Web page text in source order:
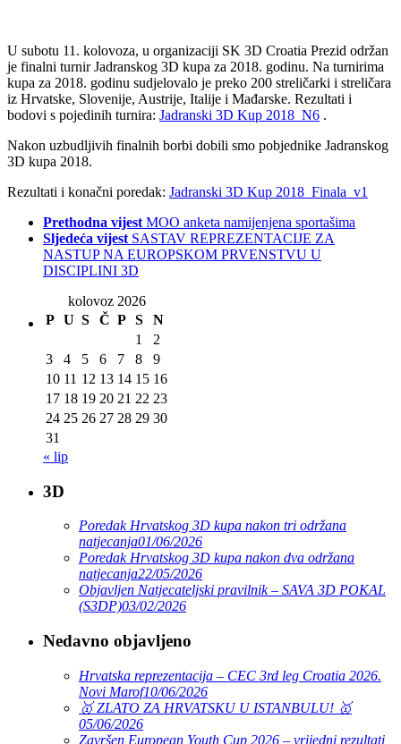
U subotu 11. kolovoza, u organizaciji SK 3D Croatia Prezid održan
je finalni turnir Jadranskog 3D kupa za 2018. godinu. Na turnirima
kupa za 2018. godinu sudjelovalo je preko 200 streličarki i streličara
iz Hrvatske, Slovenije, Austrije, Italije i Mađarske. Rezultati i
bodovi s pojedinih turnira: Jadranski 3D Kup 2018_N6 .
Nakon uzbudljivih finalnih borbi dobili smo pobjednike Jadranskog
3D kupa 2018.
Rezultati i konačni poredak: Jadranski 3D Kup 2018_Finala_v1
Prethodna vijest MOO anketa namijenjena sportašima
Sljedeća vijest SASTAV REPREZENTACIJE ZA
NASTUP NA EUROPSKOM PRVENSTVU U
DISCIPLINI 3D
kolovoz 2026
P U S Č P S
N
1
2
3
4 5 6 7 8
9
10 11 12 13 14 15 16
17 18 19 20 21 22 23
24 25 26 27 28 29 30
31
« lip
3D
Poredak Hrvatskog 3D kupa nakon tri održana
natjecanja01/06/2026
Poredak Hrvatskog 3D kupa nakon dva održana
natjecanja22/05/2026
Objavljen Natjecateljski pravilnik – SAVA 3D POKAL
(S3DP)03/02/2026
Nedavno objavljeno
Hrvatska reprezentacija – CEC 3rd leg Croatia 2026.
Novi Marof10/06/2026
🥇 ZLATO ZA HRVATSKU U ISTANBULU! 🥇
05/06/2026
Završen European Youth Cup 2026 – vrijedni rezultati